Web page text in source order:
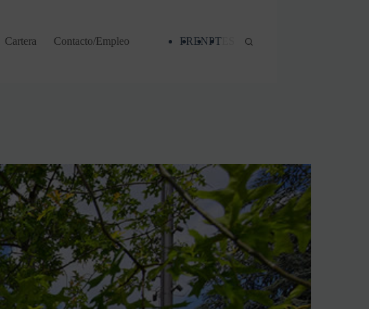
Cartera Contacto/Empleo FRENPTES